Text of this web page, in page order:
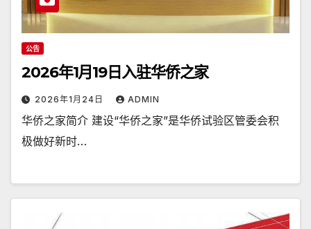
公告
2026年1月19日入驻华侨之家
2026年1月24日 ADMIN
华侨之家简介 建设“华侨之家”是华侨试验区管委会积
极做好新时…